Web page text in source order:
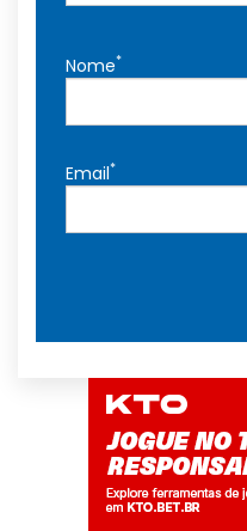
Nome*
Email*